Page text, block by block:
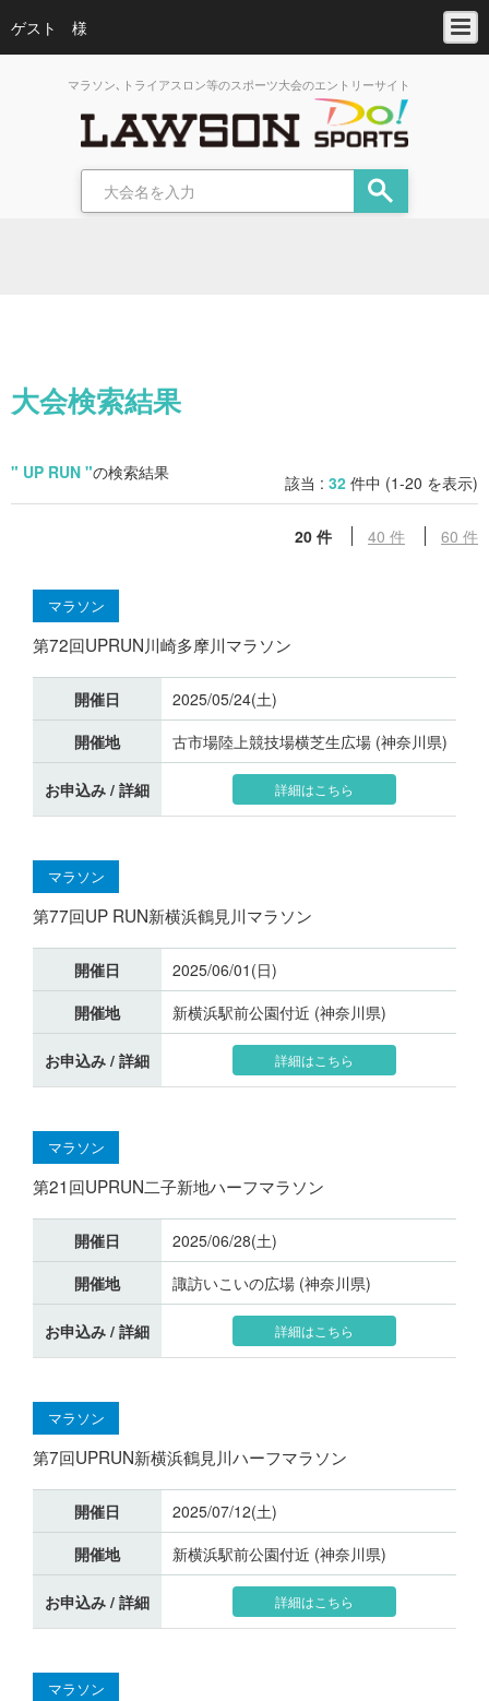
ゲスト 様
マラソン､トライアスロン等のスポーツ大会のエントリーサイト
大会検索結果
" UP RUN "の検索結果 該当 : 32 件中 (1-20 を表示)
20 件 40 件 60 件
マラソン
第72回UPRUN川崎多摩川マラソン
開催日
2025/05/24(土)
開催地
古市場陸上競技場横芝生広場 (神奈川県)
お申込み / 詳細 詳細はこちら
マラソン
第77回UP RUN新横浜鶴見川マラソン
開催日
2025/06/01(日)
開催地
新横浜駅前公園付近 (神奈川県)
お申込み / 詳細 詳細はこちら
マラソン
第21回UPRUN二子新地ハーフマラソン
開催日
2025/06/28(土)
開催地
諏訪いこいの広場 (神奈川県)
お申込み / 詳細 詳細はこちら
マラソン
第7回UPRUN新横浜鶴見川ハーフマラソン
開催日
2025/07/12(土)
開催地
新横浜駅前公園付近 (神奈川県)
お申込み / 詳細 詳細はこちら
マラソン